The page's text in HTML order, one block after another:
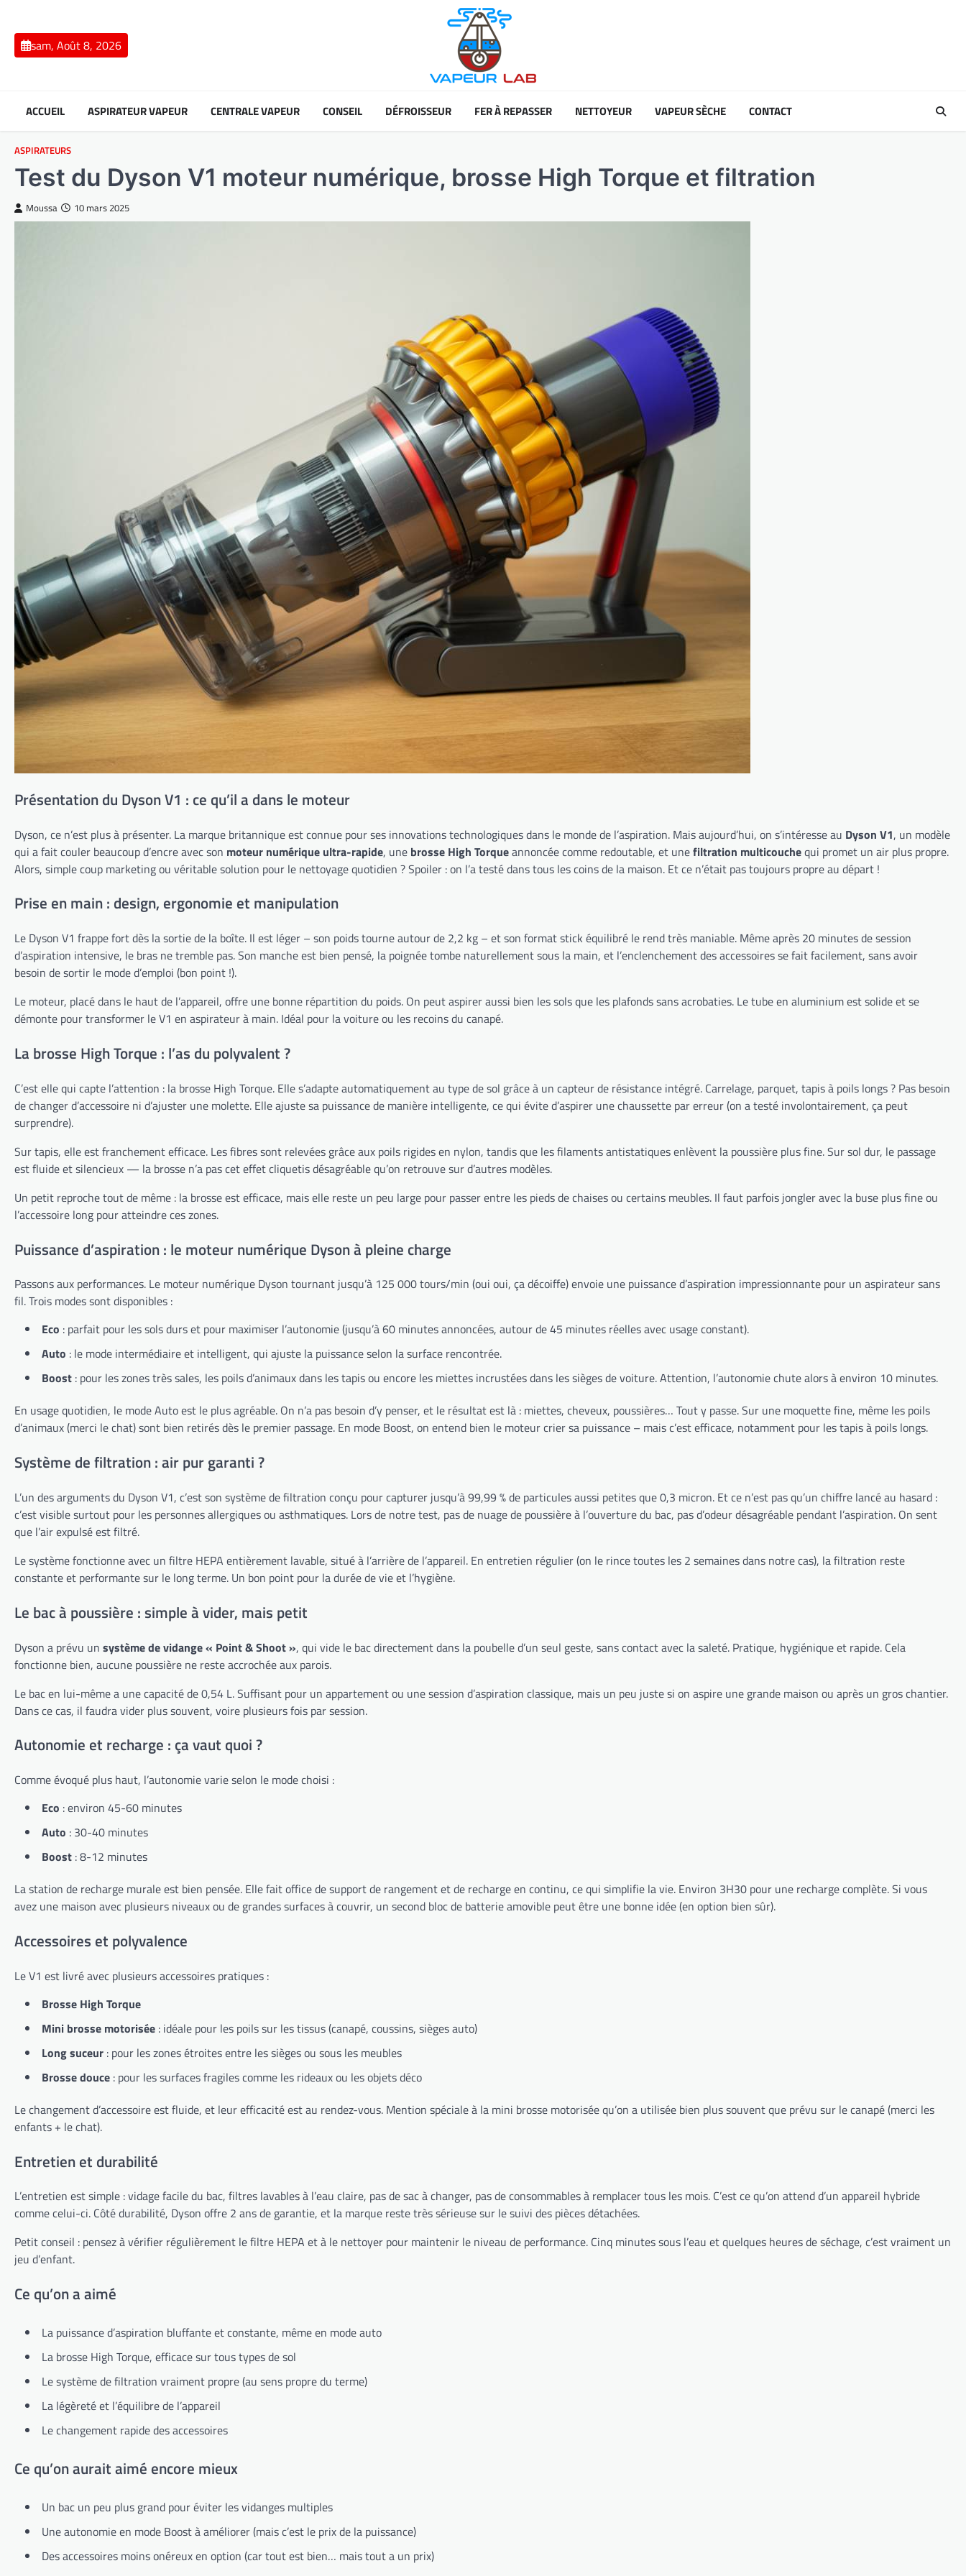
contentsam, Août 8, 2026
ACCUEIL ASPIRATEUR VAPEUR CENTRALE VAPEUR CONSEIL DÉFROISSEUR FER À REPASSER NETTOYEUR VAPEUR SÈCHE CONTACT
ASPIRATEURS
Test du Dyson V1 moteur numérique, brosse High Torque et filtration
Moussa 10 mars 2025
Présentation du Dyson V1 : ce qu’il a dans le moteur
Dyson, ce n’est plus à présenter. La marque britannique est connue pour ses innovations technologiques dans le monde de l’aspiration. Mais aujourd’hui, on s’intéresse au Dyson V1, un modèle
qui a fait couler beaucoup d’encre avec son moteur numérique ultra-rapide, une brosse High Torqueannoncée comme redoutable, et unefiltration multicouchequi promet un air plus propre.
Alors, simple coup marketing ou véritable solution pour le nettoyage quotidien ? Spoiler : on l’a testé dans tous les coins de la maison. Et ce n’était pas toujours propre au départ !
Prise en main : design, ergonomie et manipulation
Le Dyson V1 frappe fort dès la sortie de la boîte. Il est léger – son poids tourne autour de 2,2 kg – et son format stick équilibré le rend très maniable. Même après 20 minutes de session
d’aspiration intensive, le bras ne tremble pas. Son manche est bien pensé, la poignée tombe naturellement sous la main, et l’enclenchement des accessoires se fait facilement, sans avoir
besoin de sortir le mode d’emploi (bon point !).
Le moteur, placé dans le haut de l’appareil, offre une bonne répartition du poids. On peut aspirer aussi bien les sols que les plafonds sans acrobaties. Le tube en aluminium est solide et se
démonte pour transformer le V1 en aspirateur à main. Idéal pour la voiture ou les recoins du canapé.
La brosse High Torque : l’as du polyvalent ?
C’est elle qui capte l’attention : la brosse High Torque. Elle s’adapte automatiquement au type de sol grâce à un capteur de résistance intégré. Carrelage, parquet, tapis à poils longs ? Pas besoin
de changer d’accessoire ni d’ajuster une molette. Elle ajuste sa puissance de manière intelligente, ce qui évite d’aspirer une chaussette par erreur (on a testé involontairement, ça peut
surprendre).
Sur tapis, elle est franchement efficace. Les fibres sont relevées grâce aux poils rigides en nylon, tandis que les filaments antistatiques enlèvent la poussière plus fine. Sur sol dur, le passage
est fluide et silencieux — la brosse n’a pas cet effet cliquetis désagréable qu’on retrouve sur d’autres modèles.
Un petit reproche tout de même : la brosse est efficace, mais elle reste un peu large pour passer entre les pieds de chaises ou certains meubles. Il faut parfois jongler avec la buse plus fine ou
l’accessoire long pour atteindre ces zones.
Puissance d’aspiration : le moteur numérique Dyson à pleine charge
Passons aux performances. Le moteur numérique Dyson tournant jusqu’à 125 000 tours/min (oui oui, ça décoiffe) envoie une puissance d’aspiration impressionnante pour un aspirateur sans
fil. Trois modes sont disponibles :
Eco : parfait pour les sols durs et pour maximiser l’autonomie (jusqu’à 60 minutes annoncées, autour de 45 minutes réelles avec usage constant).
Auto : le mode intermédiaire et intelligent, qui ajuste la puissance selon la surface rencontrée.
Boost : pour les zones très sales, les poils d’animaux dans les tapis ou encore les miettes incrustées dans les sièges de voiture. Attention, l’autonomie chute alors à environ 10 minutes.
En usage quotidien, le mode Auto est le plus agréable. On n’a pas besoin d’y penser, et le résultat est là : miettes, cheveux, poussières… Tout y passe. Sur une moquette fine, même les poils
d’animaux (merci le chat) sont bien retirés dès le premier passage. En mode Boost, on entend bien le moteur crier sa puissance – mais c’est efficace, notamment pour les tapis à poils longs.
Système de filtration : air pur garanti ?
L’un des arguments du Dyson V1, c’est son système de filtration conçu pour capturer jusqu’à 99,99 % de particules aussi petites que 0,3 micron. Et ce n’est pas qu’un chiffre lancé au hasard :
c’est visible surtout pour les personnes allergiques ou asthmatiques. Lors de notre test, pas de nuage de poussière à l’ouverture du bac, pas d’odeur désagréable pendant l’aspiration. On sent
que l’air expulsé est filtré.
Le système fonctionne avec un filtre HEPA entièrement lavable, situé à l’arrière de l’appareil. En entretien régulier (on le rince toutes les 2 semaines dans notre cas), la filtration reste
constante et performante sur le long terme. Un bon point pour la durée de vie et l’hygiène.
Le bac à poussière : simple à vider, mais petit
Dyson a prévu un système de vidange « Point & Shoot », qui vide le bac directement dans la poubelle d’un seul geste, sans contact avec la saleté. Pratique, hygiénique et rapide. Cela
fonctionne bien, aucune poussière ne reste accrochée aux parois.
Le bac en lui-même a une capacité de 0,54 L. Suffisant pour un appartement ou une session d’aspiration classique, mais un peu juste si on aspire une grande maison ou après un gros chantier.
Dans ce cas, il faudra vider plus souvent, voire plusieurs fois par session.
Autonomie et recharge : ça vaut quoi ?
Comme évoqué plus haut, l’autonomie varie selon le mode choisi :
Eco : environ 45-60 minutes
Auto : 30-40 minutes
Boost : 8-12 minutes
La station de recharge murale est bien pensée. Elle fait office de support de rangement et de recharge en continu, ce qui simplifie la vie. Environ 3H30 pour une recharge complète. Si vous
avez une maison avec plusieurs niveaux ou de grandes surfaces à couvrir, un second bloc de batterie amovible peut être une bonne idée (en option bien sûr).
Accessoires et polyvalence
Le V1 est livré avec plusieurs accessoires pratiques :
Brosse High Torque
Mini brosse motorisée : idéale pour les poils sur les tissus (canapé, coussins, sièges auto)
Long suceur : pour les zones étroites entre les sièges ou sous les meubles
Brosse douce : pour les surfaces fragiles comme les rideaux ou les objets déco
Le changement d’accessoire est fluide, et leur efficacité est au rendez-vous. Mention spéciale à la mini brosse motorisée qu’on a utilisée bien plus souvent que prévu sur le canapé (merci les
enfants + le chat).
Entretien et durabilité
L’entretien est simple : vidage facile du bac, filtres lavables à l’eau claire, pas de sac à changer, pas de consommables à remplacer tous les mois. C’est ce qu’on attend d’un appareil hybride
comme celui-ci. Côté durabilité, Dyson offre 2 ans de garantie, et la marque reste très sérieuse sur le suivi des pièces détachées.
Petit conseil : pensez à vérifier régulièrement le filtre HEPA et à le nettoyer pour maintenir le niveau de performance. Cinq minutes sous l’eau et quelques heures de séchage, c’est vraiment un
jeu d’enfant.
Ce qu’on a aimé
La puissance d’aspiration bluffante et constante, même en mode auto
La brosse High Torque, efficace sur tous types de sol
Le système de filtration vraiment propre (au sens propre du terme)
La légèreté et l’équilibre de l’appareil
Le changement rapide des accessoires
Ce qu’on aurait aimé encore mieux
Un bac un peu plus grand pour éviter les vidanges multiples
Une autonomie en mode Boost à améliorer (mais c’est le prix de la puissance)
Des accessoires moins onéreux en option (car tout est bien… mais tout a un prix)